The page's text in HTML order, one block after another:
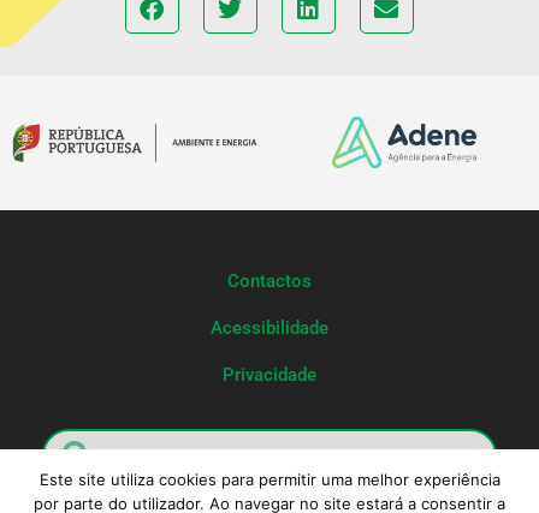
Contactos
Acessibilidade
Privacidade
Este site utiliza cookies para permitir uma melhor experiência
por parte do utilizador. Ao navegar no site estará a consentir a